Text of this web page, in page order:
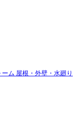
ム 屋根・外壁・水廻り